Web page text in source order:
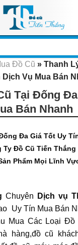
Đồ Cũ » Thanh
Vụ Mua Bán
Tại Đống
Bán Nhanh
Đa Giá Tốt Uy
Ty Đồ Cũ Tiến
Phẩm Mọi Lĩnh
Chuyên
Dịch vụ
Uy Tín Mua Bán
Mua Các Loại
hàng,đồ cũ